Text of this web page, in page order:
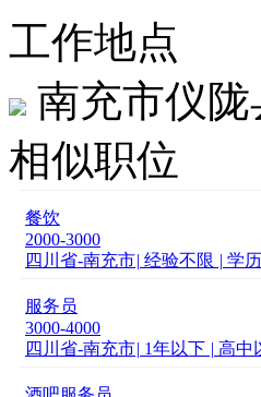
工作地点
南充市仪
相似职位
餐饮
2000-3000
四川省-南充市| 经验不限 | 学
服务员
3000-4000
四川省-南充市| 1年以下 | 高中